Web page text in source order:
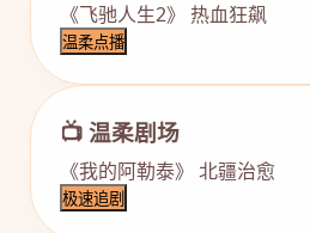
《飞驰人生2》 热血狂飙
温柔点播
📺 温柔剧场
《我的阿勒泰》 北疆治愈
极速追剧